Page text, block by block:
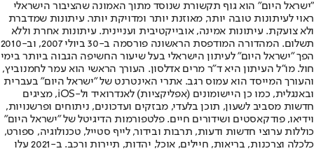
"ישראל היום" הוא גוף תקשורת שנוסד מתוך האמונה שהציבור הישראלי
ראוי לעיתונות טובה יותר, מאוזנת יותר ומדויקת יותר. עיתונות שמדברת
ולא צועקת. עיתונות אמינה, אובייקטיבית ועניינית. עיתונות אחרת וללא
תשלום. המהדורה המודפסת הראשונה פורסמה ב-30 ביולי 2007, וב-2010
הפך "ישראל היום" לעיתון הישראלי בעל שיעור החשיפה הגבוה ביותר בימי
חול. מו"ל העיתון היא ד"ר מרים אדלסון. העורך הראשי הוא עמר לחמנוביץ,
והעורך המייסד הוא עמוס רגב. אתרי האינטרנט של "ישראל היום" בעברית
ובאנגלית, כמו כן היישומונים (אפליקציות) לאנדרואיד ול-iOS, מציגים
חדשות מסביב לשעון, תוכן בלעדי, מבזקים ועדכונים, ניתוחים ופרשנויות,
וידיאו, פודקאסטים ושידורים חיים. פלטפורמות הדיגיטל של "ישראל היום"
כוללות ערוצי חדשות ודעות, תרבות ובידור, לייף סטייל, טכנולוגיה, ספורט,
כלכלה וצרכנות, בריאות, חיילים, אוכל, יהדות, תיירות ורכב. ב-2021 עלו